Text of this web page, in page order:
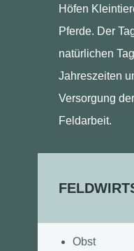
Höfen
Pferde. Der
natürlichen
Jahreszeiten
Versorgung
Feldarbeit.
Obst